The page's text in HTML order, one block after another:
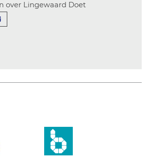
over Lingewaard Doet